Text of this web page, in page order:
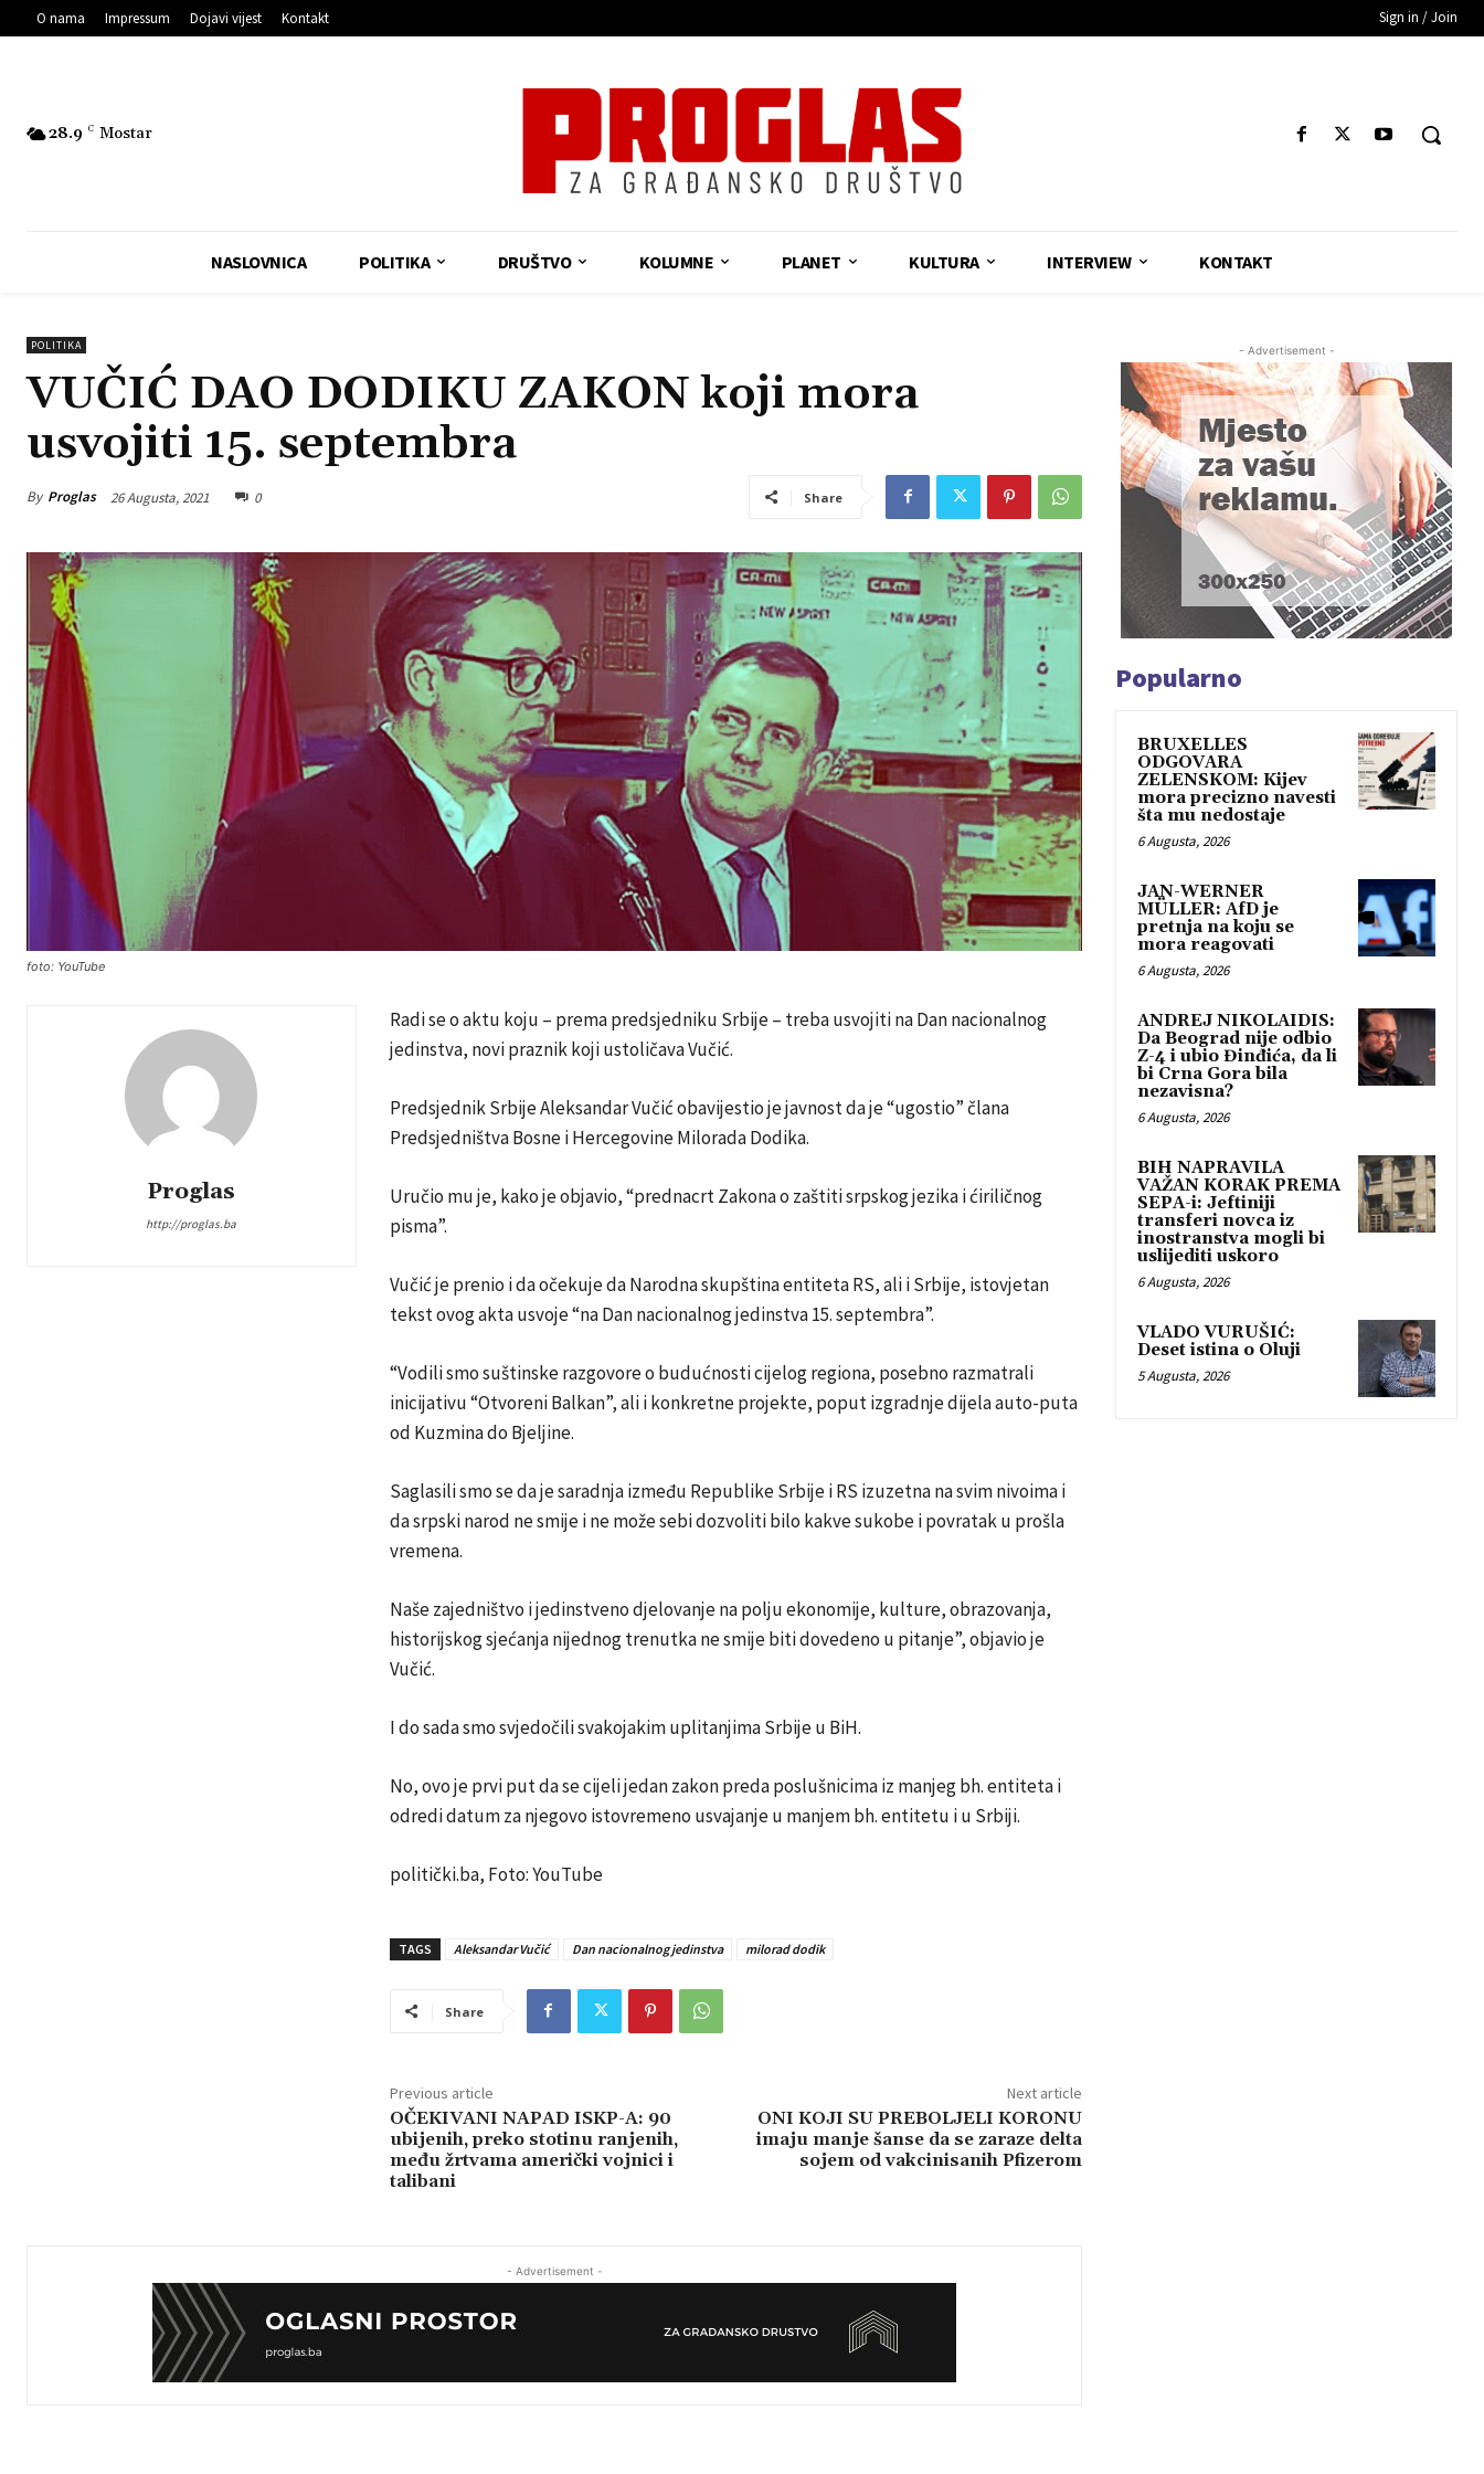
O nama Impressum Dojavi vijest Kontakt Sign in / Join
28.9 C Mostar
NASLOVNICA POLITIKA DRUŠTVO KOLUMNE PLANET KULTURA INTERVIEW KONTAKT
POLITIKA
VUČIĆ DAO DODIKU ZAKON koji mora
usvojiti 15. septembra
By Proglas 26 Augusta, 2021 0 Share
foto: YouTube
Proglas
http://proglas.ba
Radi se o aktu koju – prema predsjedniku Srbije – treba usvojiti na Dan nacionalnog
jedinstva, novi praznik koji ustoličava Vučić.
Predsjednik Srbije Aleksandar Vučić obavijestio je javnost da je “ugostio” člana
Predsjedništva Bosne i Hercegovine Milorada Dodika.
Uručio mu je, kako je objavio, “prednacrt Zakona o zaštiti srpskog jezika i ćiriličnog
pisma”.
Vučić je prenio i da očekuje da Narodna skupština entiteta RS, ali i Srbije, istovjetan
tekst ovog akta usvoje “na Dan nacionalnog jedinstva 15. septembra”.
“Vodili smo suštinske razgovore o budućnosti cijelog regiona, posebno razmatrali
inicijativu “Otvoreni Balkan”, ali i konkretne projekte, poput izgradnje dijela auto-puta
od Kuzmina do Bjeljine.
Saglasili smo se da je saradnja između Republike Srbije i RS izuzetna na svim nivoima i
da srpski narod ne smije i ne može sebi dozvoliti bilo kakve sukobe i povratak u prošla
vremena.
Naše zajedništvo i jedinstveno djelovanje na polju ekonomije, kulture, obrazovanja,
historijskog sjećanja nijednog trenutka ne smije biti dovedeno u pitanje”, objavio je
Vučić.
I do sada smo svjedočili svakojakim uplitanjima Srbije u BiH.
No, ovo je prvi put da se cijeli jedan zakon preda poslušnicima iz manjeg bh. entiteta i
odredi datum za njegovo istovremeno usvajanje u manjem bh. entitetu i u Srbiji.
politički.ba, Foto: YouTube
TAGS Aleksandar Vučić Dan nacionalnog jedinstva milorad dodik
Share
Previous article
OČEKIVANI NAPAD ISKP-A: 90
ubijenih, preko stotinu ranjenih,
među žrtvama američki vojnici i
talibani
Next article
ONI KOJI SU PREBOLJELI KORONU
imaju manje šanse da se zaraze delta
sojem od vakcinisanih Pfizerom
- Advertisement -
- Advertisement -
Popularno
BRUXELLES
ODGOVARA
ZELENSKOM: Kijev
mora precizno navesti
šta mu nedostaje
6 Augusta, 2026
JAN-WERNER
MÜLLER: AfD je
pretnja na koju se
mora reagovati
6 Augusta, 2026
ANDREJ NIKOLAIDIS:
Da Beograd nije odbio
Z-4 i ubio Đinđića, da li
bi Crna Gora bila
nezavisna?
6 Augusta, 2026
BIH NAPRAVILA
VAŽAN KORAK PREMA
SEPA-i: Jeftiniji
transferi novca iz
inostranstva mogli bi
uslijediti uskoro
6 Augusta, 2026
VLADO VURUŠIĆ:
Deset istina o Oluji
5 Augusta, 2026